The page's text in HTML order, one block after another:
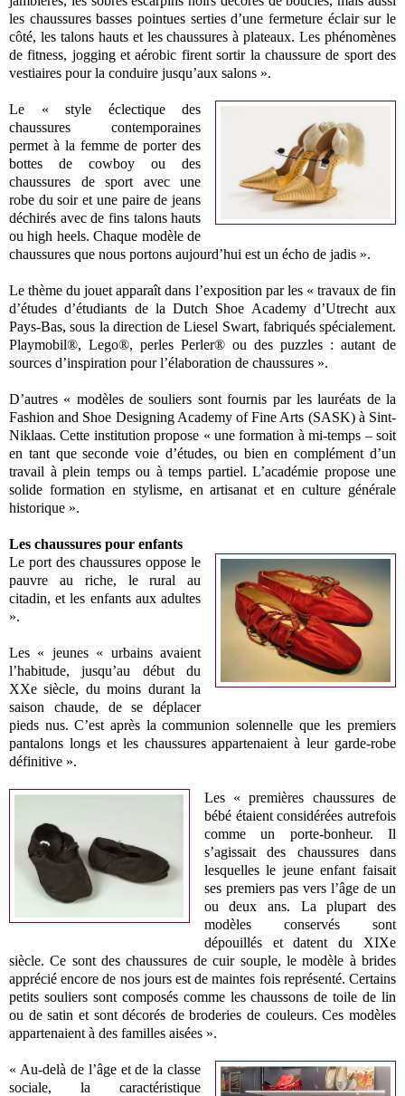
les chaussures basses pointues serties d’une fermeture éclair sur le
côté, les talons hauts et les chaussures à plateaux. Les phénomènes
de fitness, jogging et aérobic firent sortir la chaussure de sport des
vestiaires pour la conduire jusqu’aux salons ».
Le « style éclectique des
chaussures contemporaines
permet à la femme de porter des
bottes de cowboy ou des
chaussures de sport avec une
robe du soir et une paire de jeans
déchirés avec de fins talons hauts
ou high heels. Chaque modèle de
chaussures que nous portons aujourd’hui est un écho de jadis ».
Le thème du jouet apparaît dans l’exposition par les « travaux de fin
d’études d’étudiants de la Dutch Shoe Academy d’Utrecht aux
Pays-Bas, sous la direction de Liesel Swart, fabriqués spécialement.
Playmobil®, Lego®, perles Perler® ou des puzzles : autant de
sources d’inspiration pour l’élaboration de chaussures ».
D’autres « modèles de souliers sont fournis par les lauréats de la
Fashion and Shoe Designing Academy of Fine Arts (SASK) à Sint-
Niklaas. Cette institution propose « une formation à mi-temps – soit
en tant que seconde voie d’études, ou bien en complément d’un
travail à plein temps ou à temps partiel. L’académie propose une
solide formation en stylisme, en artisanat et en culture générale
historique ».
Les chaussures pour enfants
Le port des chaussures oppose le
pauvre au riche, le rural au
citadin, et les enfants aux adultes
».
Les « jeunes « urbains avaient
l’habitude, jusqu’au début du
XXe siècle, du moins durant la
saison chaude, de se déplacer
pieds nus. C’est après la communion solennelle que les premiers
pantalons longs et les chaussures appartenaient à leur garde-robe
définitive ».
Les « premières chaussures de
bébé étaient considérées autrefois
comme un porte-bonheur. Il
s’agissait des chaussures dans
lesquelles le jeune enfant faisait
ses premiers pas vers l’âge de un
ou deux ans. La plupart des
modèles conservés sont
dépouillés et datent du XIXe
siècle. Ce sont des chaussures de cuir souple, le modèle à brides
apprécié encore de nos jours est de maintes fois représenté. Certains
petits souliers sont composés comme les chaussons de toile de lin
ou de satin et sont décorés de broderies de couleurs. Ces modèles
appartenaient à des familles aisées ».
« Au-delà de l’âge et de la classe
sociale, la caractéristique